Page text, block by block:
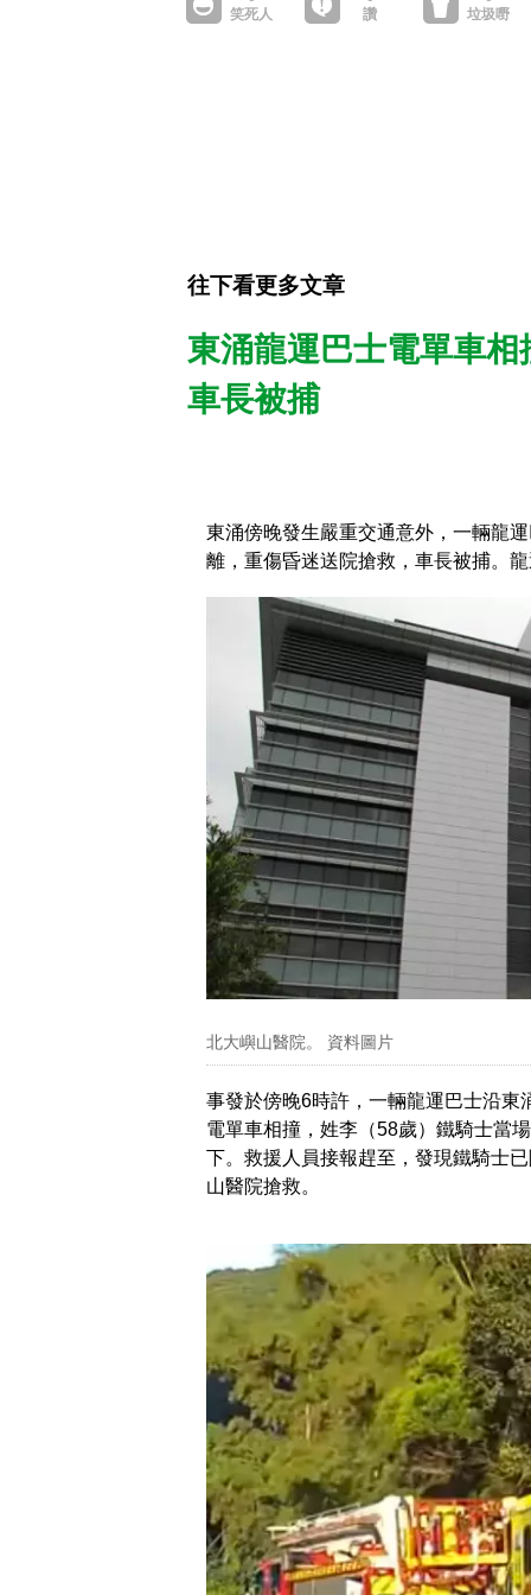
往下看更多文章
東涌龍運巴士電單車
車長被捕
東涌傍晚發生嚴重交通意外，一輛龍
離，重傷昏迷送院搶救，車長被捕。
北大嶼山醫院。 資料圖片
事發於傍晚6時許，一輛龍運巴士沿東
電單車相撞，姓李（58歲）鐵騎士當
下。救援人員接報趕至，發現鐵騎士
山醫院搶救。